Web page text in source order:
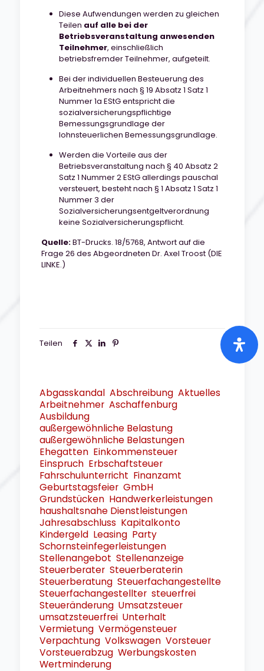
Diese Aufwendungen werden zu gleichen
Teilen auf alle bei der
Betriebsveranstaltung anwesenden
Teilnehmer, einschließlich
betriebsfremder Teilnehmer, aufgeteilt.
Bei der individuellen Besteuerung des
Arbeitnehmers nach § 19 Absatz 1 Satz 1
Nummer 1a EStG entspricht die
sozialversicherungspflichtige
Bemessungsgrundlage der
lohnsteuerlichen Bemessungsgrundlage.
Werden die Vorteile aus der
Betriebsveranstaltung nach § 40 Absatz 2
Satz 1 Nummer 2 EStG allerdings pauschal
versteuert, besteht nach § 1 Absatz 1 Satz 1
Nummer 3 der
Sozialversicherungsentgeltverordnung
keine Sozialversicherungspflicht.
Quelle:BT-Drucks. 18/5768, Antwort auf die
Frage 26 des Abgeordneten Dr. Axel Troost (DIE
LINKE.)
Teilen
Abgasskandal Abschreibung Aktuelles
Arbeitnehmer Aschaffenburg
Ausbildung
außergewöhnliche Belastung
außergewöhnliche Belastungen
Ehegatten Einkommensteuer
Einspruch Erbschaftsteuer
Fahrschulunterricht Finanzamt
Geburtstagsfeier GmbH
Grundstücken Handwerkerleistungen
haushaltsnahe Dienstleistungen
Jahresabschluss Kapitalkonto
Kindergeld Leasing Party
Schornsteinfegerleistungen
Stellenangebot Stellenanzeige
Steuerberater Steuerberaterin
Steuerberatung Steuerfachangestellte
Steuerfachangestellter steuerfrei
Steueränderung Umsatzsteuer
umsatzsteuerfrei Unterhalt
Vermietung Vermögensteuer
Verpachtung Volkswagen Vorsteuer
Vorsteuerabzug Werbungskosten
Wertminderung